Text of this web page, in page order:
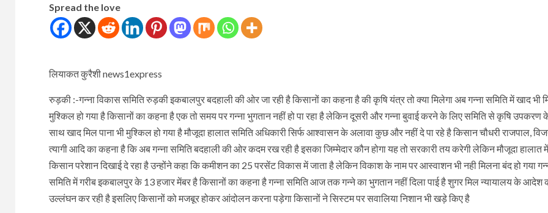
Spread the love
लियाकत कुरैशी news1express
रुड़की :-गन्ना विकास समिति रुड़की इकबालपुर बदहाली की ओर जा रही है किसानों का कहना है की कृषि यंत्र तो क्या मिलेगा अब गन्ना समिति में खाद भी
मुश्किल हो गया है किसानों का कहना है एक तो समय पर गन्ना भुगतान नहीं हो पा रहा है लेकिन दूसरी और गन्ना बुवाई करने के लिए समिति से कृषि उपकरण
साथ खाद मिल पाना भी मुश्किल हो गया है मौजूदा हालात समिति अधिकारी सिर्फ आश्वासन के अलावा कुछ और नहीं दे पा रहे है किसान चौधरी राजपाल,
त्यागी आदि का कहना है कि अब गन्ना समिति बदहाली की ओर कदम रख रही है इसका जिम्मेदार कौन होगा यह तो सरकारी तय करेगी लेकिन मौजूदा हालात में
किसान परेशान दिखाई दे रहा है उन्होंने कहा कि कमीशन का 25 परसेंट विकास में जाता है लेकिन विकाश के नाम पर आस्वाशन भी नही मिलना बंद हो गया
समिति में गरीब इकबालपुर के 13 हजार मेंबर है किसानों का कहना है गन्ना समिति आज तक गन्ने का भुगतान नहीं दिला पाई है शुगर मिल न्यायालय के आदेश
उल्लंघन कर रही है इसलिए किसानों को मजबूर होकर आंदोलन करना पड़ेगा किसानों ने सिस्टम पर सवालिया निशान भी खड़े किए है